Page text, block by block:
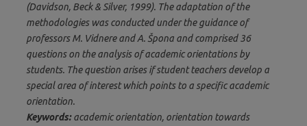
(Davidson, Beck & Silver, 1999). The adaptation of the
methodologies was conducted under the guidance of
professors M. Vidnere and A. Špona and comprised 36
questions on the analysis of academic orientations by
students. The question arises if student teachers develop a
special area of interest which points to a specific academic
orientation.
Keywords:academic orientation, orientation towards